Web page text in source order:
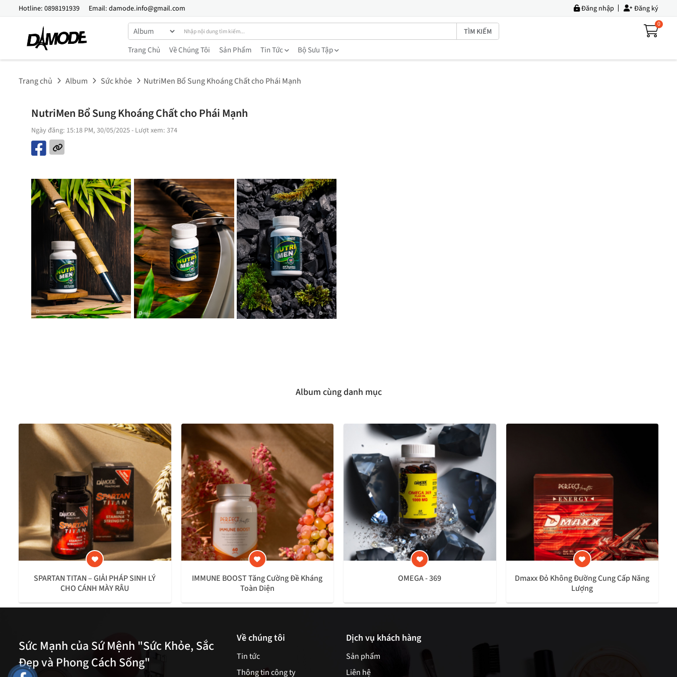
Hotline: 0898191939 Email: damode.info@gmail.com Đăng nhập Đăng ký
TÌM KIẾM
0
Trang Chủ Về Chúng Tôi Sản Phẩm Tin Tức Bộ Sưu Tập
Trang chủ Album Sức khỏe NutriMen Bổ Sung Khoáng Chất cho Phái Mạnh
NutriMen Bổ Sung Khoáng Chất cho Phái Mạnh
Ngày đăng: 15:18 PM, 30/05/2025- Lượt xem: 374
Album cùng danh mục
SPARTAN TITAN – GIẢI PHÁP SINH LÝ
CHO CÁNH MÀY RÂU
IMMUNE BOOST Tăng Cường Đề Kháng
Toàn Diện
OMEGA - 369
Dmaxx Đỏ Không Đường Cung Cấp Năng
Lượng
Sức Mạnh của Sứ Mệnh "Sức Khỏe, Sắc
Đẹp và Phong Cách Sống"
Về chúng tôi
Tin tức
Thông tin công ty
Dịch vụ khách hàng
Sản phẩm
Liên hệ